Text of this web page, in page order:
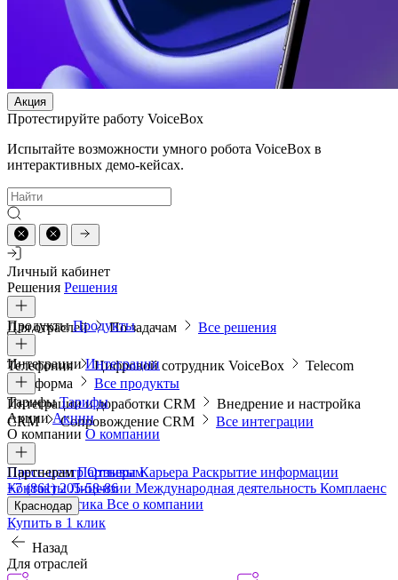
Акция
Протестируйте работу VoiceBox
Испытайте возможности умного робота VoiceBox в
интерактивных демо-кейсах.
Личный кабинет
Решения Решения
Для отраслей По задачам Все решения
ПродуктыПродукты
Телефония Цифровой сотрудник VoiceBox
Telecom
платформа
Все продукты
ИнтеграцииИнтеграции
Интеграции и доработки CRM
Внедрение и настройка
CRM
Сопровождение CRM Все интеграции
ТарифыТарифы
АкцииАкции
О компании О компании
Пресс-центрОтзывыКарьера Раскрытие информации
КонтактыЛицензии Международная деятельность Комплаенс
и деловая этика Все о компании
ПартнерамПартнерам
+7 (861) 205-58-86
Краснодар
Купить в 1 клик
Назад
Для отраслей